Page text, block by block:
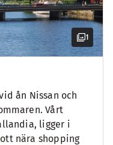
1
ån Nissan och
Vårt
ligger i
nära shopping